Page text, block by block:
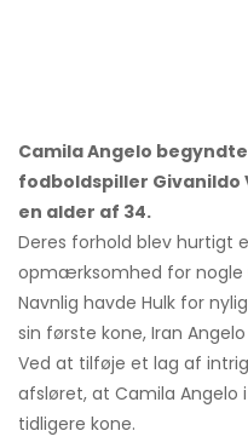
Camila Angelo
fodboldspiller Givanildo
en alder af 34.
Deres forhold blev hurtigt
opmærksomhed for nogle
Navnlig havde Hulk for
sin første kone, Iran
Ved at tilføje et lag af
afsløret, at Camila Angelo
tidligere kone.